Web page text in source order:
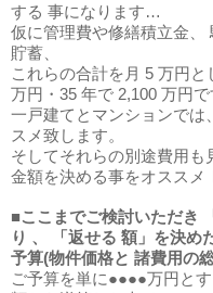
する 事になります…
仮に管理費や修繕積立金、
貯蓄、
これらの合計を月 5 万円 と
万円・35 年で 2,100 万円
一戸建てとマンションでは
スメ致します。
そしてそれらの別途費用も
金額を決める事をオススメ
■ここまでご検討いただき
り 、 「返せる 額」を決め
予算(物件価格と 諸費用の
ご予算を単に●●●●万円と